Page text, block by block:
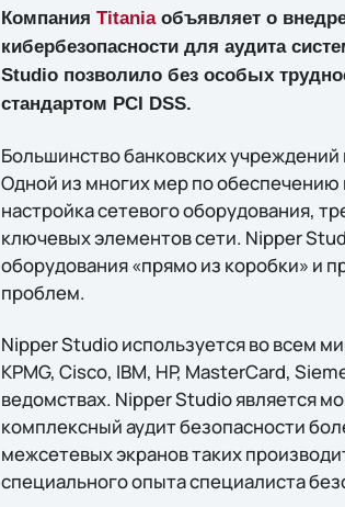
Компания Titaniaобъявляет о
кибербезопасности для аудита
Studio позволило без особых
стандартом PCI DSS.
Большинство банковских
Одной из многих мер по
настройка сетевого оборудования,
ключевых элементов сети. Nipper
оборудования «прямо из коробки» и
проблем.
Nipper Studio используется во всем
KPMG, Cisco, IBM, HP, MasterCard,
ведомствах. Nipper Studio является
комплексный аудит безопасности
межсетевых экранов таких
специального опыта специалиста